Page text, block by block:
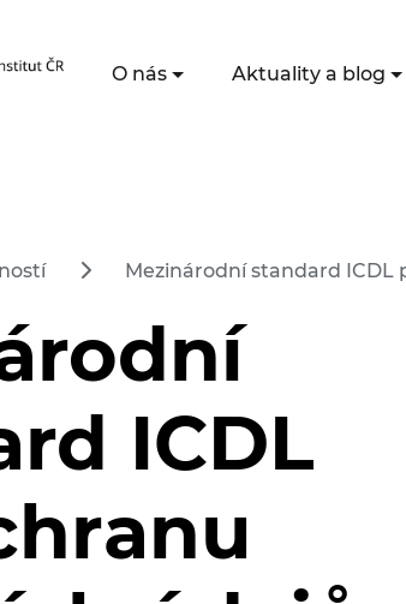
O nás Aktuality a blog
Mezinárodní standard
ICDL